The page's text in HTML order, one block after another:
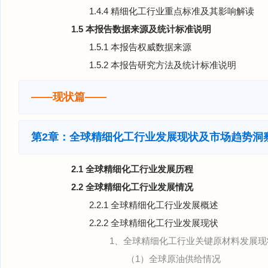
1.4.4 精细化工行业重点标准及其影响解读
1.5 本报告数据来源及统计标准说明
1.5.1 本报告权威数据来源
1.5.2 本报告研究方法及统计标准说明
——现状篇——
第2章：全球精细化工行业发展现状及市场趋势洞
2.1 全球精细化工行业发展历程
2.2 全球精细化工行业发展情况
2.2.1 全球精细化工行业发展概述
2.2.2 全球精细化工行业发展现状
1、全球精细化工行业关键原材料发展
（1）全球原油供给情况